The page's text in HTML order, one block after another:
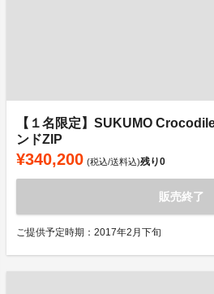
【１名限定】SUKUMO
ンドZIP
¥340,200 (税込/送料込)残り0
販売終了
ご提供予定時期：2017年2月下旬